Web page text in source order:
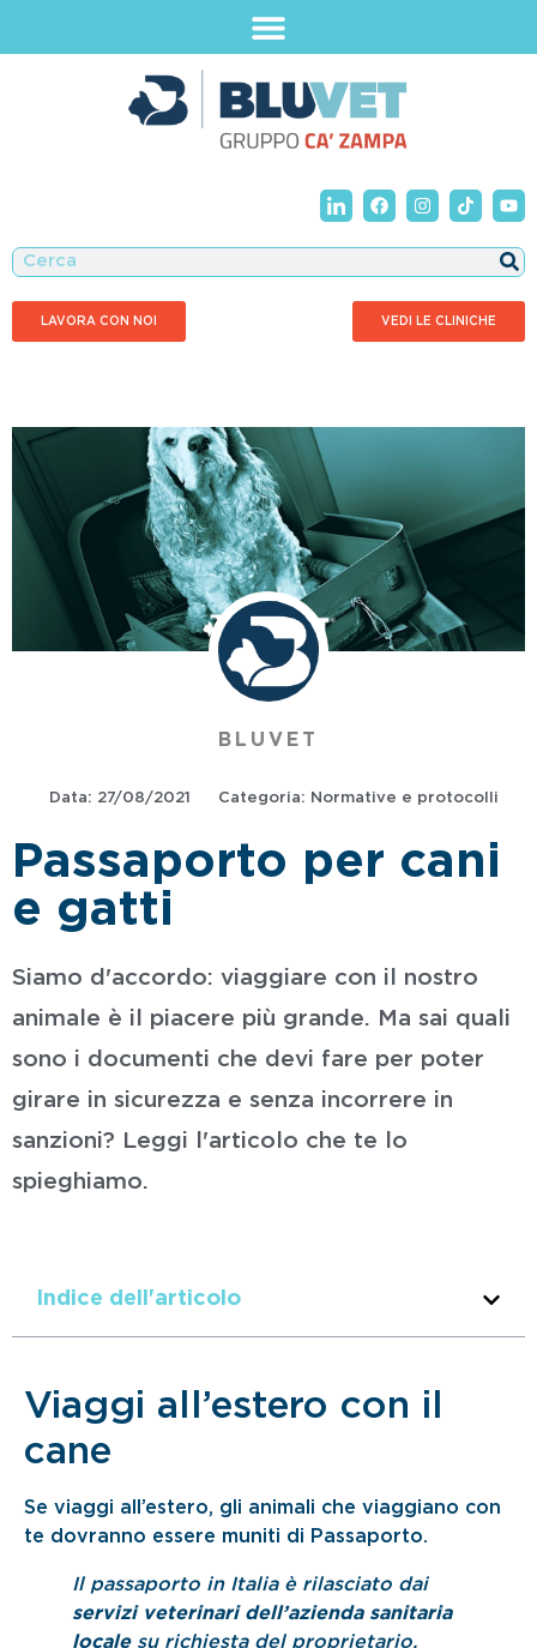
LAVORA CON NOI VEDI LE CLINICHE
BLUVET
Data: 27/08/2021 Categoria: Normative e protocolli
Passaporto per cani
e gatti
Siamo d'accordo: viaggiare con il nostro
animale è il piacere più grande. Ma sai quali
sono i documenti che devi fare per poter
girare in sicurezza e senza incorrere in
sanzioni? Leggi l'articolo che te lo
spieghiamo.
Indice dell'articolo
Viaggi all’estero con il
cane
Se viaggi all’estero, gli animali che viaggiano con
te dovranno essere muniti di Passaporto.
Il passaporto in Italia è rilasciato dai
servizi veterinari dell’azienda sanitaria
localesu richiesta del proprietario,